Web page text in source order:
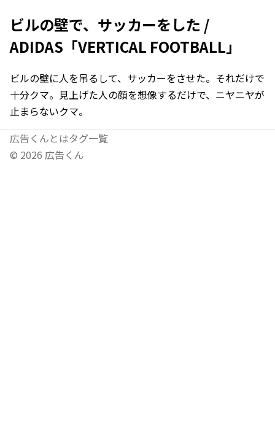
ビルの壁で、サッカーをした /
ADIDAS「VERTICAL FOOTBALL」
ビルの壁に人を吊るして、サッカーをさせた。それだけで
十分クマ。見上げた人の顔を想像するだけで、ニヤニヤが
止まらないクマ。
広告くんとはタグ一覧
© 2026 広告くん